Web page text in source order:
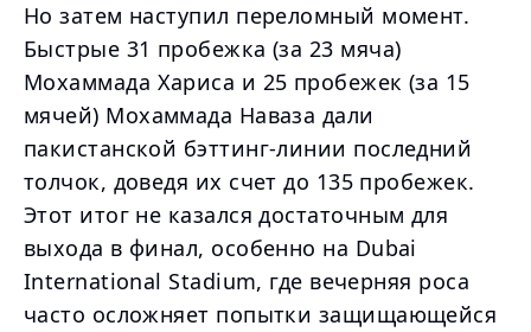
Но затем наступил переломный момент.
Быстрые 31 пробежка (за 23 мяча)
Мохаммада Хариса и 25 пробежек (за 15
мячей) Мохаммада Наваза дали
пакистанской бэттинг-линии последний
толчок, доведя их счет до 135 пробежек.
Этот итог не казался достаточным для
выхода в финал, особенно на Dubai
International Stadium, где вечерняя роса
часто осложняет попытки защищающейся